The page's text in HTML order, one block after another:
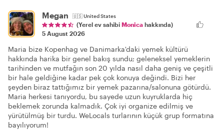
Megan 🇺🇸United States
(Yerel ev sahibi Monica hakkında)
5 August 2026
Maria bize Kopenhag ve Danimarka'daki yemek kültürü
hakkında harika bir genel bakış sundu; geleneksel yemeklerin
tarihinden ve mutfağın son 20 yılda nasıl daha geniş ve çeşitli
bir hale geldiğine kadar pek çok konuya değindi. Bizi her
şeyden biraz tattığımız bir yemek pazarına/salonuna götürdü.
Maria herkesi tanıyordu, bu sayede uzun kuyruklarda hiç
beklemek zorunda kalmadık. Çok iyi organize edilmiş ve
yürütülmüş bir turdu. WeLocals turlarının küçük grup formatına
bayılıyorum!